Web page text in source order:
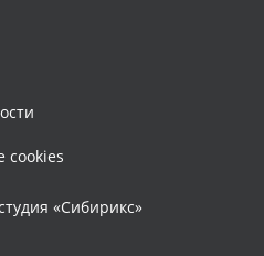
cookies
«Сибирикс»